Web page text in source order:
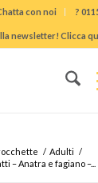
con noi ?
newsletter! Clicca
/ Adulti /
– Anatra e fagiano –...